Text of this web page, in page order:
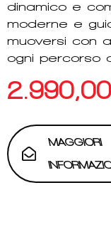
dinamico e
moderne e
muoversi con
ogni percorso
2.990,00
MAGGIORI